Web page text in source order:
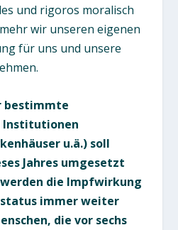
und rigoros moralisch
wir unseren eigenen
für uns und unsere
bestimmte
Institutionen
u.ä.) soll
Jahres umgesetzt
die Impfwirkung
immer weiter
die vor sechs